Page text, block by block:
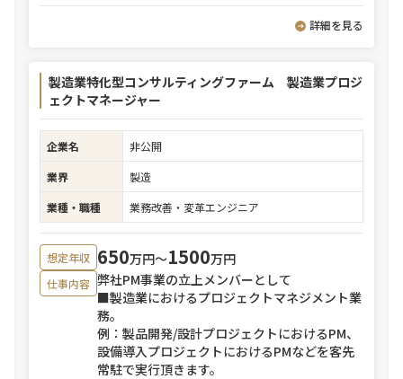
詳細を見る
製造業特化型コンサルティングファーム 製造業プロジ
ェクトマネージャー
企業名
非公開
業界
製造
業種・職種
業務改善・変革エンジニア
想定年収 650万円〜1500万円
仕事内容 弊社PM事業の立上メンバーとして
■製造業におけるプロジェクトマネジメント業
務。
例：製品開発/設計プロジェクトにおけるPM、
設備導入プロジェクトにおけるPMなどを客先
常駐で実行頂きます。